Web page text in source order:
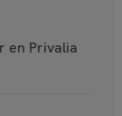
en Privalia